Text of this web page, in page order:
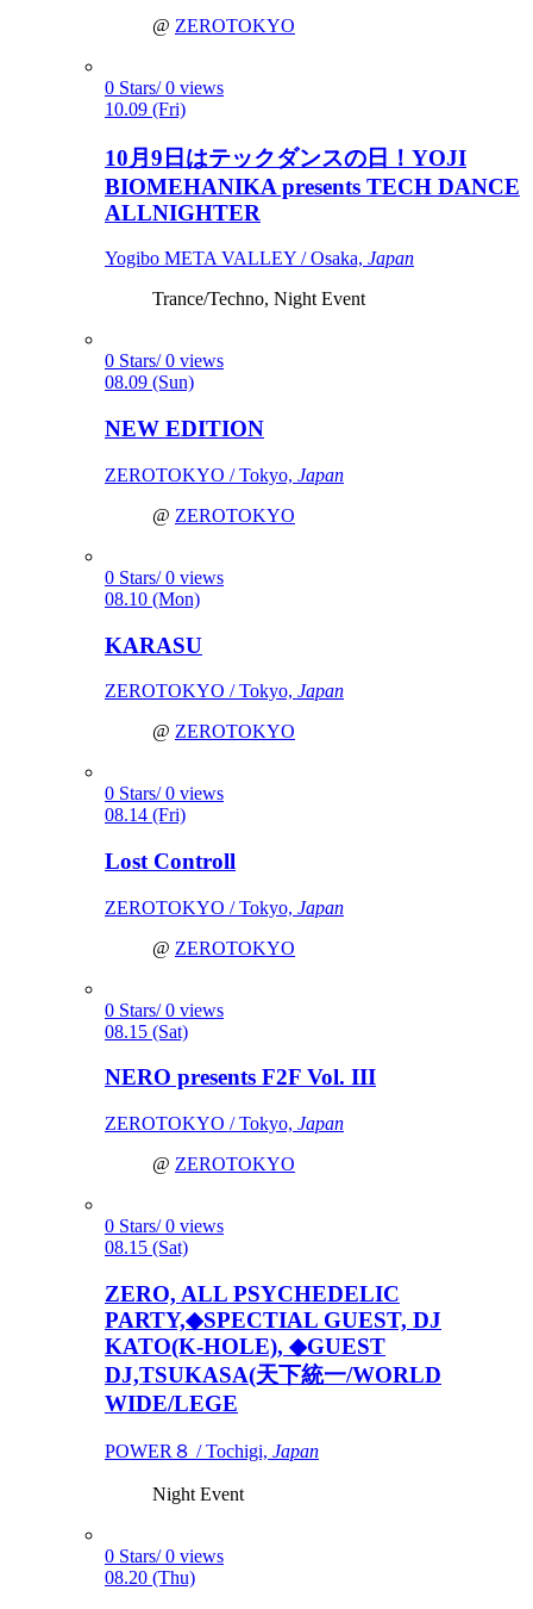
@ ZEROTOKYO
0 Stars/ 0 views
10.09 (Fri)
10月9日はテックダンスの日！YOJI
BIOMEHANIKA presents TECH DANCE
ALLNIGHTER
Yogibo META VALLEY / Osaka, Japan
Trance/Techno, Night Event
0 Stars/ 0 views
08.09 (Sun)
NEW EDITION
ZEROTOKYO / Tokyo, Japan
@ ZEROTOKYO
0 Stars/ 0 views
08.10 (Mon)
KARASU
ZEROTOKYO / Tokyo, Japan
@ ZEROTOKYO
0 Stars/ 0 views
08.14 (Fri)
Lost Controll
ZEROTOKYO / Tokyo, Japan
@ ZEROTOKYO
0 Stars/ 0 views
08.15 (Sat)
NERO presents F2F Vol. III
ZEROTOKYO / Tokyo, Japan
@ ZEROTOKYO
0 Stars/ 0 views
08.15 (Sat)
ZERO, ALL PSYCHEDELIC
PARTY,◆SPECTIAL GUEST, DJ
KATO(K-HOLE), ◆GUEST
DJ,TSUKASA(天下統一/WORLD
WIDE/LEGE
POWER８ / Tochigi, Japan
Night Event
0 Stars/ 0 views
08.20 (Thu)